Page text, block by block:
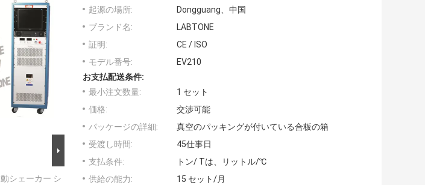
シェーカー シ
起源の場所:
Dongguang、中国
ブランド名:
LABTONE
証明:
CE / ISO
モデル番号:
EV210
お支払配送条件:
最小注文数量:
1 セット
価格:
交渉可能
パッケージの詳細:
真空のパッキングが付いている合板の箱
受渡し時間:
45仕事日
支払条件:
トン/ Tは、リットル/℃
供給の能力:
15 セット/月